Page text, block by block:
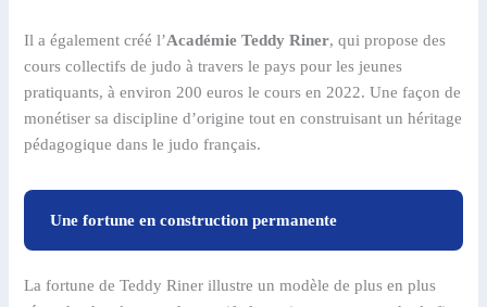
Il a également créé l’Académie Teddy Riner, qui propose des
cours collectifs de judo à travers le pays pour les jeunes
pratiquants, à environ 200 euros le cours en 2022. Une façon de
monétiser sa discipline d’origine tout en construisant un héritage
pédagogique dans le judo français.
Une fortune en construction permanente
La fortune de Teddy Riner illustre un modèle de plus en plus